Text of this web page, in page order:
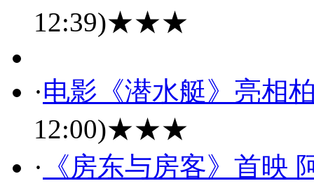
12:39)★★★
·电影《潜水艇》亮相
12:00)★★★
· 《房东与房客》首映